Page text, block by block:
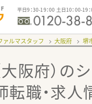
平日9：30-19：00 土日10：00-19
ァルマスタッフ 大阪府 堺
阪府）の
転職・求人